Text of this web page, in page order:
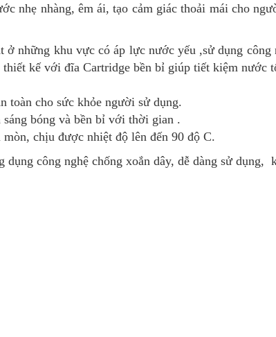
nhẹ nhàng, êm ái, tạo cảm giác thoải mái cho
những khu vực có áp lực nước yếu ,sử dụng
kế với đĩa Cartridge bền bỉ giúp tiết kiệm nước
toàn cho sức khỏe người sử dụng.
bóng và bền bỉ với thời gian .
chịu được nhiệt độ lên đến 90 độ C.
công nghệ chống xoắn dây, dễ dàng sử dụng,